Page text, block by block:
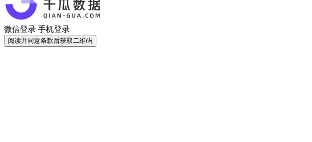
微信登录 手机登录
阅读并同意条款后获取二维码